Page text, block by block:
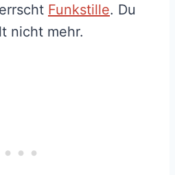
Funkstille. Du
nicht mehr.